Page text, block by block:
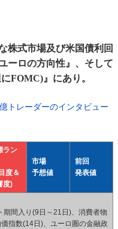
株式市場及び米国債利回
ーロの方向性』、そして
FOMC)』にあり。
トレーダーのインタビュー
ラン
度＆
度)
市場
予想値
前回
発表値
間入り(9日～21日)、消費者物
指数(14日)、ユーロ圏の金融政